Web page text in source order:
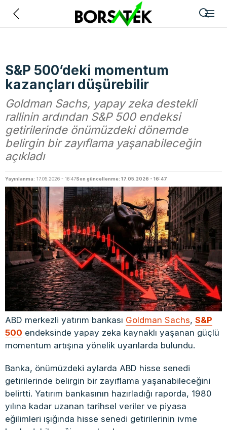
S&P 500’deki momentum
kazançları düşürebilir
Goldman Sachs, yapay zeka destekli
rallinin ardından S&P 500 endeksi
getirilerinde önümüzdeki dönemde
belirgin bir zayıflama yaşanabileceğin
açıkladı
Yayınlanma: 17.05.2026 - 16:47Son güncellenme: 17.05.2026 - 16:47
ABD merkezli yatırım bankası Goldman Sachs, S&P
500 endeksinde yapay zeka kaynaklı yaşanan güçlü
momentum artışına yönelik uyarılarda bulundu.
Banka, önümüzdeki aylarda ABD hisse senedi
getirilerinde belirgin bir zayıflama yaşanabileceğini
belirtti. Yatırım bankasının hazırladığı raporda, 1980
yılına kadar uzanan tarihsel veriler ve piyasa
eğilimleri ışığında hisse senedi getirilerinin ivme